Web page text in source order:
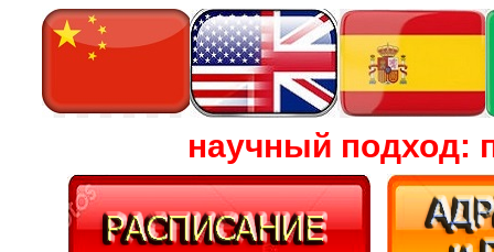
научный подход: